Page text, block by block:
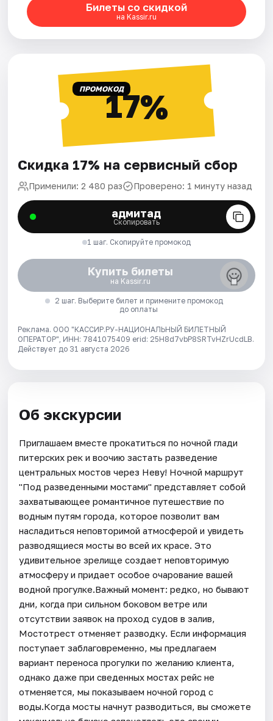
Билеты со скидкой
на Kassir.ru
ПРОМОКОД17%
Скидка 17% на сервисный сбор
Применили: 2 480 раз Проверено: 1 минуту назад
адмитад
Скопировать
1 шаг. Скопируйте промокод
Купить билеты
на Kassir.ru
2 шаг. Выберите билет и примените промокод
до оплаты
Реклама. ООО "КАССИР.РУ-НАЦИОНАЛЬНЫЙ БИЛЕТНЫЙ
ОПЕРАТОР", ИНН: 7841075409 erid: 25H8d7vbP8SRTvHZrUcdLB.
Действует до 31 августа 2026
Об экскурсии
Приглашаем вместе прокатиться по ночной глади
питерских рек и воочию застать разведение
центральных мостов через Неву! Ночной маршрут
"Под разведенными мостами" представляет собой
захватывающее романтичное путешествие по
водным путям города, которое позволит вам
насладиться неповторимой атмосферой и увидеть
разводящиеся мосты во всей их красе. Это
удивительное зрелище создает неповторимую
атмосферу и придает особое очарование вашей
водной прогулке.Важный момент: редко, но бывают
дни, когда при сильном боковом ветре или
отсутствии заявок на проход судов в залив,
Мостотрест отменяет разводку. Если информация
поступает заблаговременно, мы предлагаем
вариант переноса прогулки по желанию клиента,
однако даже при сведенных мостах рейс не
отменяется, мы показываем ночной город с
воды.Когда мосты начнут разводиться, вы сможете